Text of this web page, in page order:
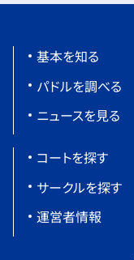
基本を知る
パドルを調べる
ニュースを見る
コートを探す
サークルを探す
運営者情報